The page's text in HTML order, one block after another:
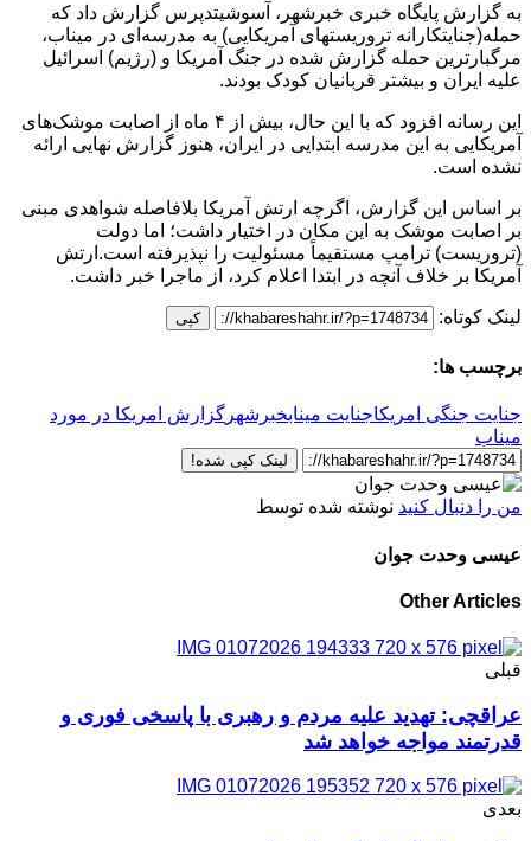
به گزارش پایگاه خبری خبرشهر، آسوشیتدپرس گزارش داد که
حمله(جنایتکارانه تروریستهای آمریکایی) به مدرسه‌ای در میناب،
مرگبارترین حمله گزارش ‌شده در جنگ آمریکا و (رژیم) اسرائیل
علیه ایران و بیشتر قربانیان کودک بودند.
این رسانه افزود که با این حال، بیش از ۴ ماه از اصابت موشک‌های
آمریکایی به این مدرسه ابتدایی در ایران، هنوز گزارش نهایی ارائه
نشده است.
بر اساس این گزارش، اگرچه ارتش آمریکا بلافاصله شواهدی مبنی
بر اصابت موشک به این مکان در اختیار داشت؛ اما دولت
(تروریست) ترامپ مستقیماً مسئولیت را نپذیرفته است.ارتش
آمریکا بر خلاف آنچه در ابتدا اعلام کرد، از ماجرا خبر داشت.
لینک کوتاه: کپی
برچسب ها:
جنایت جنگی امریکاجنایت مینابخبرشهر گزارش امریکا در مورد
میناب
لینک کپی شده!
من را دنبال کنید نوشته شده توسط
عیسی وحدت جوان
Other Articles
قبلی
عراقچی: تهدید علیه مردم و رهبری با پاسخی فوری و
قدرتمند مواجه خواهد شد
بعدی